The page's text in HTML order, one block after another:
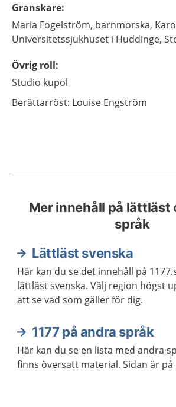
Granskare:
Maria Fogelström, barnmorska,
Universitetssjukhuset i Huddinge,
Övrig roll:
Studio kupol
Berättarröst: Louise Engström
Mer innehåll på lättläst
språk
Lättläst svenska
Här kan du se det innehåll på
lättläst svenska. Välj region högst
att se vad som gäller för dig.
1177 på andra språk
Här kan du se en lista med andra
finns översatt material. Sidan är på